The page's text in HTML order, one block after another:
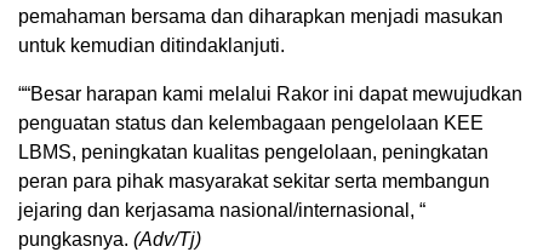
pemahaman bersama dan diharapkan menjadi masukan
untuk kemudian ditindaklanjuti.
““Besar harapan kami melalui Rakor ini dapat mewujudkan
penguatan status dan kelembagaan pengelolaan KEE
LBMS, peningkatan kualitas pengelolaan, peningkatan
peran para pihak masyarakat sekitar serta membangun
jejaring dan kerjasama nasional/internasional, “
pungkasnya. (Adv/Tj)